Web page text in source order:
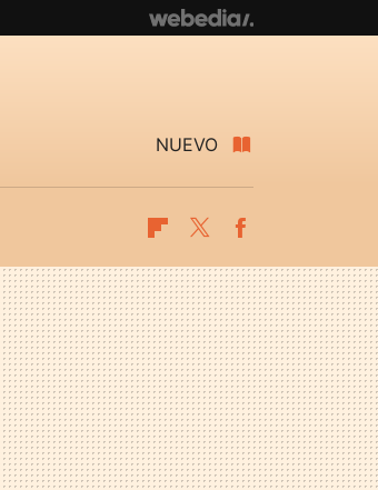
NUEVO
Flipboard
Twitter